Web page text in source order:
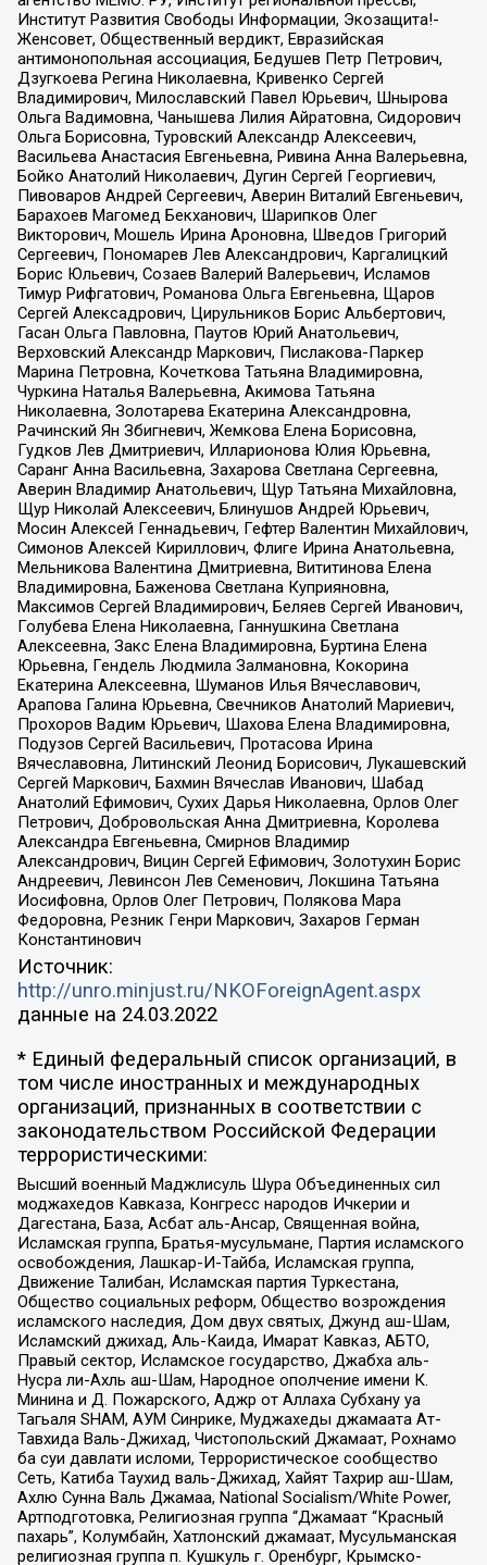
Институт Развития Свободы Информации, Экозащита!-
Женсовет, Общественный вердикт, Евразийская
антимонопольная ассоциация, Бедушев Петр Петрович,
Дзугкоева Регина Николаевна, Кривенко Сергей
Владимирович, Милославский Павел Юрьевич, Шнырова
Ольга Вадимовна, Чанышева Лилия Айратовна, Сидорович
Ольга Борисовна, Туровский Александр Алексеевич,
Васильева Анастасия Евгеньевна, Ривина Анна Валерьевна,
Бойко Анатолий Николаевич, Дугин Сергей Георгиевич,
Пивоваров Андрей Сергеевич, Аверин Виталий Евгеньевич,
Барахоев Магомед Бекханович, Шарипков Олег
Викторович, Мошель Ирина Ароновна, Шведов Григорий
Сергеевич, Пономарев Лев Александрович, Каргалицкий
Борис Юльевич, Созаев Валерий Валерьевич, Исламов
Тимур Рифгатович, Романова Ольга Евгеньевна, Щаров
Сергей Алексадрович, Цирульников Борис Альбертович,
Гасан Ольга Павловна, Паутов Юрий Анатольевич,
Верховский Александр Маркович, Пислакова-Паркер
Марина Петровна, Кочеткова Татьяна Владимировна,
Чуркина Наталья Валерьевна, Акимова Татьяна
Николаевна, Золотарева Екатерина Александровна,
Рачинский Ян Збигневич, Жемкова Елена Борисовна,
Гудков Лев Дмитриевич, Илларионова Юлия Юрьевна,
Саранг Анна Васильевна, Захарова Светлана Сергеевна,
Аверин Владимир Анатольевич, Щур Татьяна Михайловна,
Щур Николай Алексеевич, Блинушов Андрей Юрьевич,
Мосин Алексей Геннадьевич, Гефтер Валентин Михайлович,
Симонов Алексей Кириллович, Флиге Ирина Анатольевна,
Мельникова Валентина Дмитриевна, Вититинова Елена
Владимировна, Баженова Светлана Куприяновна,
Максимов Сергей Владимирович, Беляев Сергей Иванович,
Голубева Елена Николаевна, Ганнушкина Светлана
Алексеевна, Закс Елена Владимировна, Буртина Елена
Юрьевна, Гендель Людмила Залмановна, Кокорина
Екатерина Алексеевна, Шуманов Илья Вячеславович,
Арапова Галина Юрьевна, Свечников Анатолий Мариевич,
Прохоров Вадим Юрьевич, Шахова Елена Владимировна,
Подузов Сергей Васильевич, Протасова Ирина
Вячеславовна, Литинский Леонид Борисович, Лукашевский
Сергей Маркович, Бахмин Вячеслав Иванович, Шабад
Анатолий Ефимович, Сухих Дарья Николаевна, Орлов Олег
Петрович, Добровольская Анна Дмитриевна, Королева
Александра Евгеньевна, Смирнов Владимир
Александрович, Вицин Сергей Ефимович, Золотухин Борис
Андреевич, Левинсон Лев Семенович, Локшина Татьяна
Иосифовна, Орлов Олег Петрович, Полякова Мара
Федоровна, Резник Генри Маркович, Захаров Герман
Константинович
Источник:
http://unro.minjust.ru/NKOForeignAgent.aspx
данные на 24.03.2022
* Единый федеральный список организаций, в
том числе иностранных и международных
организаций, признанных в соответствии с
законодательством Российской Федерации
террористическими:
Высший военный Маджлисуль Шура Объединенных сил
моджахедов Кавказа, Конгресс народов Ичкерии и
Дагестана, База, Асбат аль-Ансар, Священная война,
Исламская группа, Братья-мусульмане, Партия исламского
освобождения, Лашкар-И-Тайба, Исламская группа,
Движение Талибан, Исламская партия Туркестана,
Общество социальных реформ, Общество возрождения
исламского наследия, Дом двух святых, Джунд аш-Шам,
Исламский джихад, Аль-Каида, Имарат Кавказ, АБТО,
Правый сектор, Исламское государство, Джабха аль-
Нусра ли-Ахль аш-Шам, Народное ополчение имени К.
Минина и Д. Пожарского, Аджр от Аллаха Субхану уа
Тагьаля SHAM, АУМ Синрике, Муджахеды джамаата Ат-
Тавхида Валь-Джихад, Чистопольский Джамаат, Рохнамо
ба суи давлати исломи, Террористическое сообщество
Сеть, Катиба Таухид валь-Джихад, Хайят Тахрир аш-Шам,
Ахлю Сунна Валь Джамаа, National Socialism/White Power,
Артподготовка, Религиозная группа “Джамаат “Красный
пахарь”, Колумбайн, Хатлонский джамаат, Мусульманская
религиозная группа п. Кушкуль г. Оренбург, Крымско-